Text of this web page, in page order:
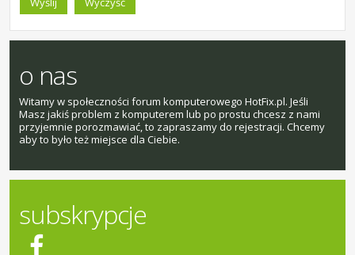
o nas
Witamy w społeczności forum komputerowego HotFix.pl. Jeśli
Masz jakiś problem z komputerem lub po prostu chcesz z nami
przyjemnie porozmawiać, to zapraszamy do rejestracji. Chcemy
aby to było też miejsce dla Ciebie.
subskrypcje